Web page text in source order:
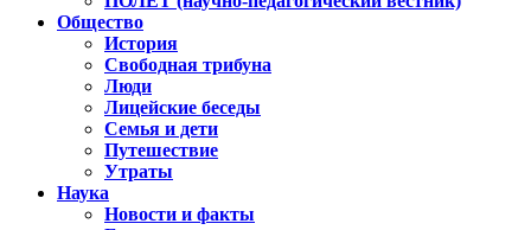
Общество
История
Свободная трибуна
Люди
Лицейские беседы
Семья и дети
Путешествие
Утраты
Наука
Новости и факты